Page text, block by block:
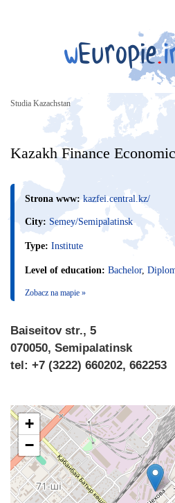
Studia Kazachstan
Kazakh Finance
Strona www:kazfei.central.kz/
City: Semey/Semipalatinsk
Type: Institute
Level of education: Bachelor,
Zobacz na mapie »
Baiseitov str., 5
070050, Semipalatinsk
tel: +7 (3222) 660202, 662253
+
−